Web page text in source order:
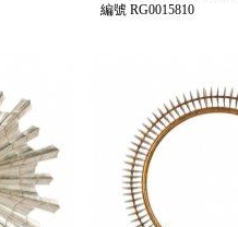
編號 RG0015810